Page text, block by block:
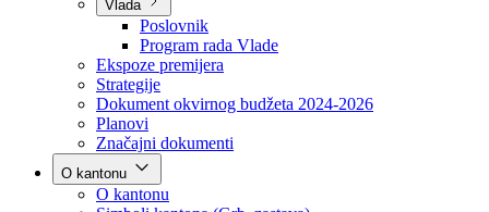
*Zaključci
*Poslanička pitanja
Vlada
Poslovnik
Program rada Vlade
Ekspoze premijera
Strategije
Dokument okvirnog budžeta 2024-2026
Planovi
Značajni dokumenti